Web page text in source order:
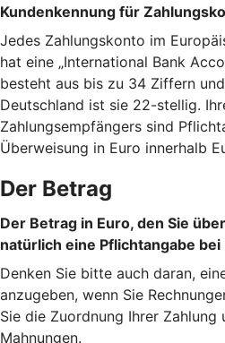
Kundenkennung für
Jedes Zahlungskonto im
hat eine „International Bank
besteht aus bis zu 34 Ziffern
Deutschland ist sie 22-stellig.
Zahlungsempfängers sind
Überweisung in Euro innerhalb
Der Betrag
Der Betrag in Euro, den Sie
natürlich eine Pflichtangabe
Denken Sie bitte auch daran,
anzugeben, wenn Sie
Sie die Zuordnung Ihrer Zahlung
Mahnungen.